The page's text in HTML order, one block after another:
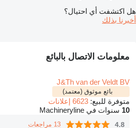
هل اكتشفت أي احتيال؟
أخبرنا بذلك
معلومات الاتصال بالبائع
J&Th van der Veldt BV
بائع موثوق (معتمد)
متوفرة للبيع: 6623 إعلانات
10 سنوات في Machineryline
4.8 13 مراجعات